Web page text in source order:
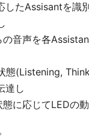
たAssisantを識
の音声を各
態(Listening,
達し
に応じてLEDの